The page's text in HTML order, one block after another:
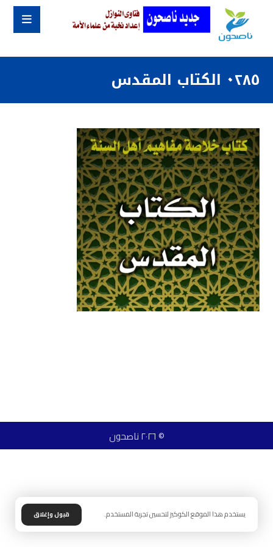
٠٢٨٥ الكتاب المقدس
© ٢٠٢٦ ناصحون
يستخدم هذا الموقع الكوكيز لتحسين تجربة المستخدم. قبول وإغلاق